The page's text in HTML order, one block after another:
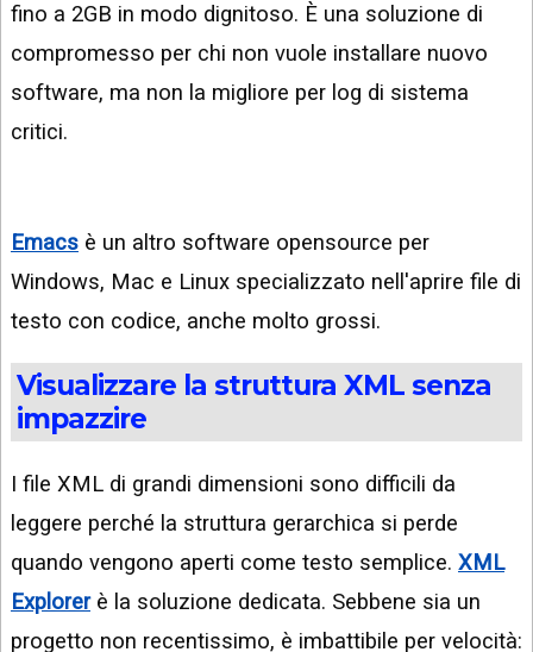
fino a 2GB in modo dignitoso. È una soluzione di
compromesso per chi non vuole installare nuovo
software, ma non la migliore per log di sistema
critici.
Emacs è un altro software opensource per
Windows, Mac e Linux specializzato nell'aprire file di
testo con codice, anche molto grossi.
Visualizzare la struttura XML senza
impazzire
I file XML di grandi dimensioni sono difficili da
leggere perché la struttura gerarchica si perde
quando vengono aperti come testo semplice. XML
Explorerè la soluzione dedicata. Sebbene sia un
progetto non recentissimo, è imbattibile per velocità: